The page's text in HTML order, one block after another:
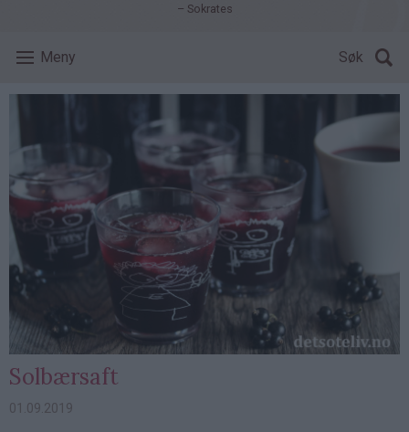
– Sokrates
Meny Søk
Solbærsaft
01.09.2019